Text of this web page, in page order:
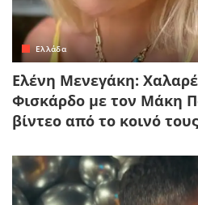
Ελλάδα
Ελένη Μενεγάκη:
Φισκάρδο με τον Μάκη
βίντεο από το κοινό